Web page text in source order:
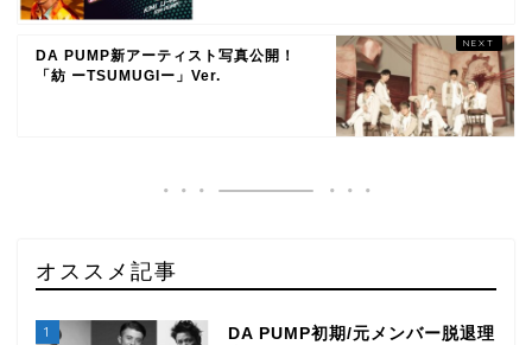
DA PUMP新アーティスト写真公開！
「紡 ーTSUMUGIー」Ver.
オススメ記事
1
DA PUMP初期/元メンバー脱退理